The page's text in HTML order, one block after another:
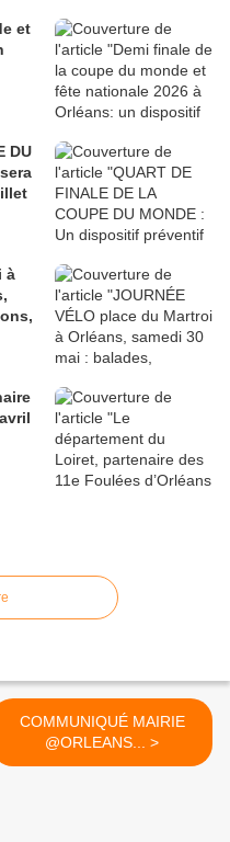
et
DU
à
COMMUNIQUÉ MAIRIE
@ORLEANS... >